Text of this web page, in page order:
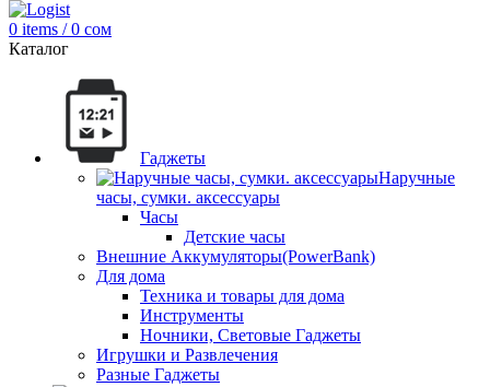
0 items / 0 сом
Каталог
Гаджеты
Наручные
часы, сумки. аксессуары
Часы
Детские часы
Внешние Аккумуляторы(PowerBank)
Для дома
Техника и товары для дома
Инструменты
Ночники, Световые Гаджеты
Игрушки и Развлечения
Разные Гаджеты